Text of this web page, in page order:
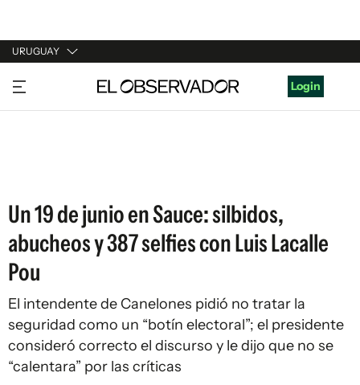
URUGUAY
URUGUAY
ARGENTINA
Login
Un 19 de junio en Sauce: silbidos,
abucheos y 387 selfies con Luis Lacalle
Pou
El intendente de Canelones pidió no tratar la
seguridad como un “botín electoral”; el presidente
consideró correcto el discurso y le dijo que no se
“calentara” por las críticas